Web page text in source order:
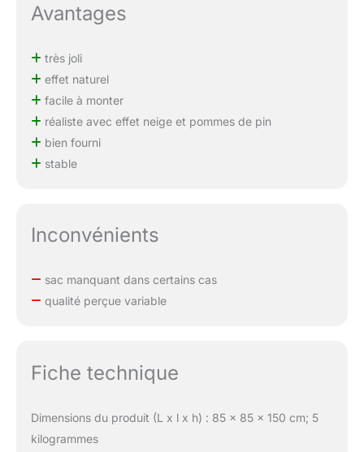
Avantages
très joli
effet naturel
facile à monter
réaliste avec effet neige et pommes de pin
bien fourni
stable
Inconvénients
sac manquant dans certains cas
qualité perçue variable
Fiche technique
Dimensions du produit (L x l x h) : 85 x 85 x 150 cm; 5
kilogrammes